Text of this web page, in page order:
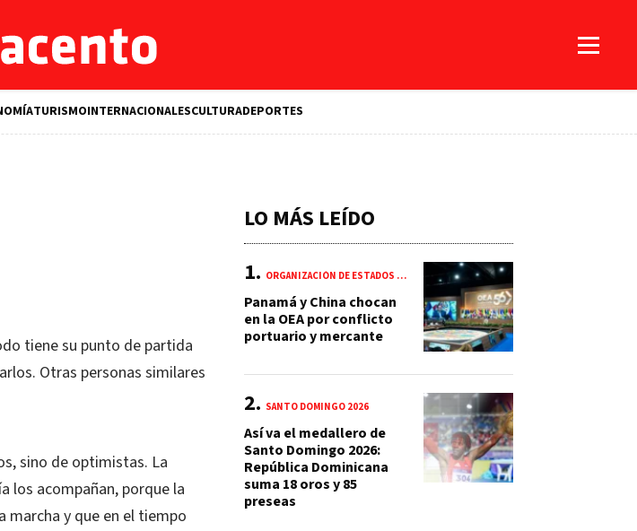
TURISMOINTERNACIONALESCULTURADEPORTES
tiene su punto de partida
Otras personas similares
sino de optimistas. La
los acompañan, porque la
marcha y que en el tiempo
LO MÁS LEÍDO
ORGANIZACIÓN DE ESTADOS AMERICANOS (OEA)
Panamá y China chocan
en la OEA por conflicto
portuario y mercante
SANTO DOMINGO 2026
Así va el medallero de
Santo Domingo 2026:
República Dominicana
suma 18 oros y 85
preseas